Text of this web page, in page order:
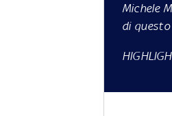
Michele
di